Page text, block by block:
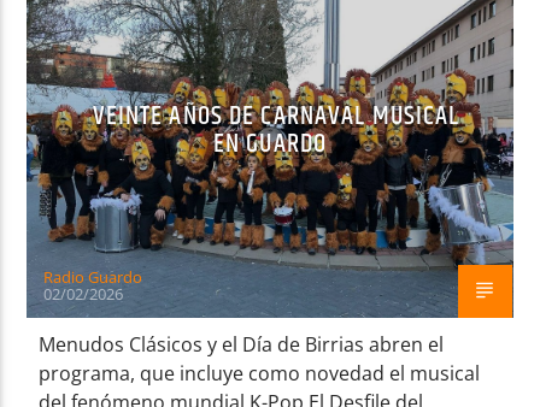
VEINTE AÑOS DE CARNAVAL MUSICAL
EN GUARDO
Radio Guardo
02/02/2026
Menudos Clásicos y el Día de Birrias abren el
programa, que incluye como novedad el musical